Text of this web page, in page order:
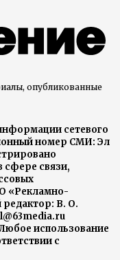
опубликованные
сетевого
номер СМИ: Эл
сфере связи,
«Рекламно-
В. О.
использование
с